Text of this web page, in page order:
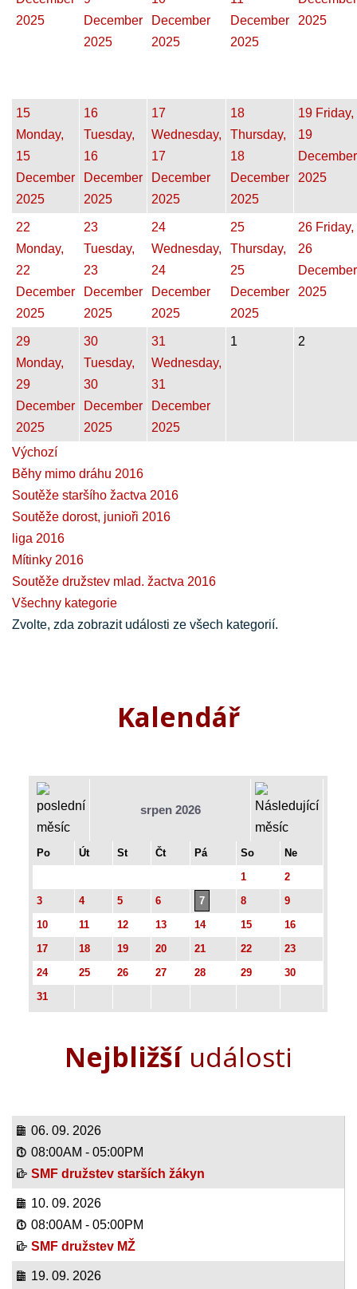
2025
December
2025
December
2025
December
2025
2025
15
Monday,
15
December
2025
16
Tuesday,
16
December
2025
17
Wednesday,
17
December
2025
18
Thursday,
18
December
2025
19 Friday,
19
December
2025
22
Monday,
22
December
2025
23
Tuesday,
23
December
2025
24
Wednesday,
24
December
2025
25
Thursday,
25
December
2025
26 Friday,
26
December
2025
29
Monday,
29
December
2025
30
Tuesday,
30
December
2025
31
Wednesday,
31
December
2025
1 2
Výchozí
Běhy mimo dráhu 2016
Soutěže staršího žactva 2016
Soutěže dorost, junioři 2016
liga 2016
Mítinky 2016
Soutěže družstev mlad. žactva 2016
Všechny kategorie
Zvolte, zda zobrazit události ze všech kategorií.
Kalendář
srpen 2026
Po Út St Čt Pá So
Ne
1
2
3
4 5 6 7 8
9
10
11 12 13 14 15
16
17
18 19 20 21 22
23
24
25 26 27 28 29
30
31
Nejbližšíudálosti
06. 09. 2026
08:00AM - 05:00PM
SMF družstev starších žákyn
10. 09. 2026
08:00AM - 05:00PM
SMF družstev MŽ
19. 09. 2026